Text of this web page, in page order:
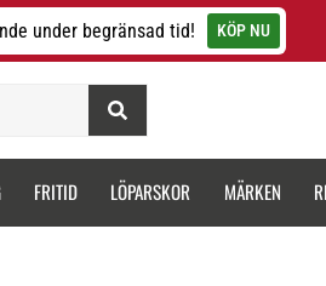
under begränsad tid! KÖP NU
FRITID LÖPARSKOR MÄRKEN